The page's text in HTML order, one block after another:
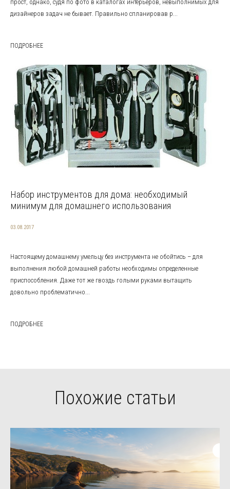
прост, однако, судя по фото в каталогах интерьеров, невыполнимых для
дизайнеров задач не бывает. Правильно спланировав р...
ПОДРОБНЕЕ
Набор инструментов для дома: необходимый
минимум для домашнего использования
03.08.2017
Настоящему домашнему умельцу без инструмента не обойтись – для
выполнения любой домашней работы необходимы определенные
приспособления. Даже тот же гвоздь голыми руками вытащить
довольно проблематично...
ПОДРОБНЕЕ
Похожие статьи